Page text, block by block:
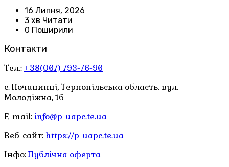
16 Липня, 2026
3 хв Читати
0 Поширили
Контакти
Тел.: +38(067) 793-76-96
с. Почапинці, Тернопільська область. вул.
Молодіжна, 1б
E-mail: info@p-uapc.te.ua
Веб-сайт: https://p-uapc.te.ua
Інфо:Публічна оферта